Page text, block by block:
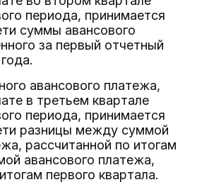
периода, принимается
суммы авансового
за первый отчетный
авансового платежа,
в третьем квартале
периода, принимается
разницы между суммой
рассчитанной по итогам
авансового платежа,
первого квартала.